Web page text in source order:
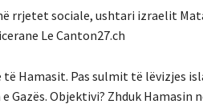
rrjetet sociale, ushtari izraelit
Le Canton27.ch
Hamasit. Pas sulmit të lëvizjes
Objektivi? Zhduk Hamasin